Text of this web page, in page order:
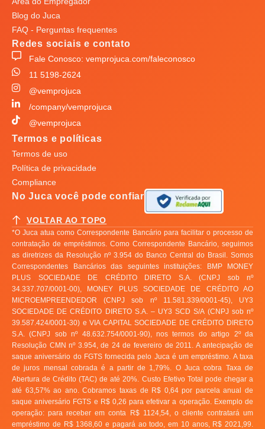
Blog do Juca
FAQ - Perguntas frequentes
Redes sociais e contato
Fale Conosco: vemprojuca.com/faleconosco
11 5198-2624
@vemprojuca
/company/vemprojuca
@vemprojuca
Termos e políticas
Termos de uso
Política de privacidade
Compliance
VOLTAR AO TOPO
No Juca você pode confiar
*O Juca atua como Correspondente Bancário para facilitar o processo de
contratação de empréstimos. Como Correspondente Bancário, seguimos
as diretrizes da Resolução nº 3.954 do Banco Central do Brasil. Somos
Correspondentes Bancários das seguintes instituições: BMP MONEY
PLUS SOCIEDADE DE CRÉDITO DIRETO S.A. (CNPJ sob nº
34.337.707/0001-00), MONEY PLUS SOCIEDADE DE CRÉDITO AO
MICROEMPREENDEDOR (CNPJ sob nº 11.581.339/0001-45), UY3
SOCIEDADE DE CRÉDITO DIRETO S.A. – UY3 SCD S/A (CNPJ sob nº
39.587.424/0001-30) e VIA CAPITAL SOCIEDADE DE CRÉDITO DIRETO
S.A. (CNPJ sob nº 48.632.754/0001-90), nos termos do artigo 2º da
Resolução CMN nº 3.954, de 24 de fevereiro de 2011. A antecipação de
saque aniversário do FGTS fornecida pelo Juca é um empréstimo. A taxa
de juros mensal cobrada é a partir de 1,79%. O Juca cobra Taxa de
Abertura de Crédito (TAC) de até 20%. Custo Efetivo Total pode chegar a
até 63,57% ao ano. Cobramos taxas de R$ 0,64 por parcela anual de
saque aniversário FGTS e R$ 0,26 para efetivar a operação. Exemplo de
operação: para receber em conta R$ 1124,54, o cliente contratará um
empréstimo de R$ 1368,60 e pagará ao todo, em 10 anos, R$ 2021,99.